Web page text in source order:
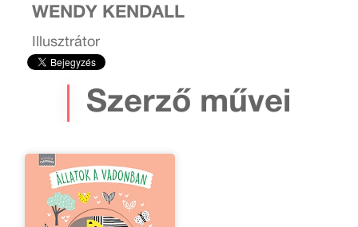
WENDY KENDALL
Illusztrátor
Szerző művei